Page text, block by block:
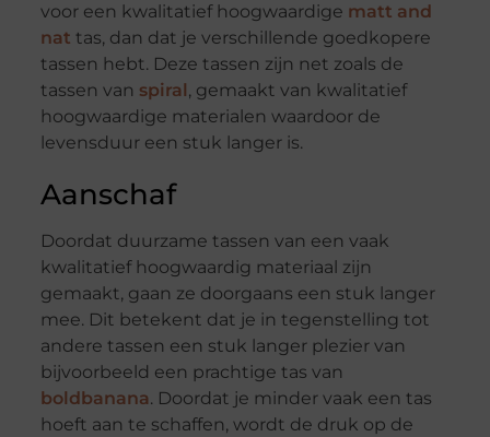
voor een kwalitatief hoogwaardige matt and
nat tas, dan dat je verschillende goedkopere
tassen hebt. Deze tassen zijn net zoals de
tassen van spiral, gemaakt van kwalitatief
hoogwaardige materialen waardoor de
levensduur een stuk langer is.
Aanschaf
Doordat duurzame tassen van een vaak
kwalitatief hoogwaardig materiaal zijn
gemaakt, gaan ze doorgaans een stuk langer
mee. Dit betekent dat je in tegenstelling tot
andere tassen een stuk langer plezier van
bijvoorbeeld een prachtige tas van
boldbanana. Doordat je minder vaak een tas
hoeft aan te schaffen, wordt de druk op de